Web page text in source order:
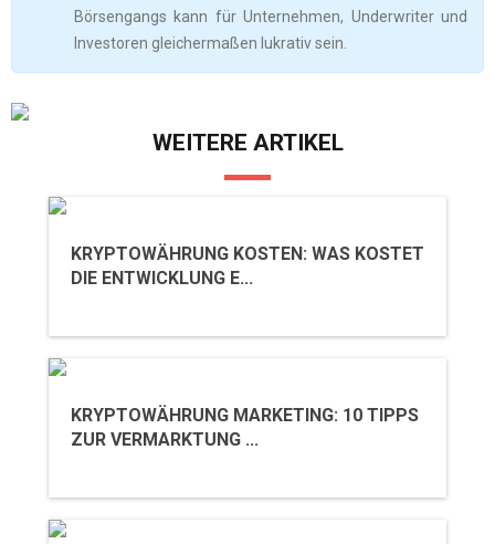
Börsengangs kann für Unternehmen, Underwriter und
Investoren gleichermaßen lukrativ sein.
WEITERE ARTIKEL
KRYPTOWÄHRUNG KOSTEN: WAS KOSTET
DIE ENTWICKLUNG E...
KRYPTOWÄHRUNG MARKETING: 10 TIPPS
ZUR VERMARKTUNG ...